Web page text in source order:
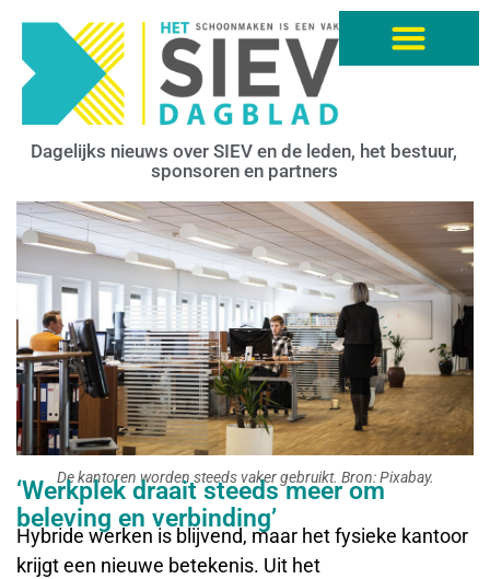
Dagelijks nieuws over SIEV en de leden, het bestuur,
sponsoren en partners
De kantoren worden steeds vaker gebruikt. Bron: Pixabay.
‘Werkplek draait steeds meer om
beleving en verbinding’
Hybride werken is blijvend, maar het fysieke kantoor
krijgt een nieuwe betekenis. Uit het